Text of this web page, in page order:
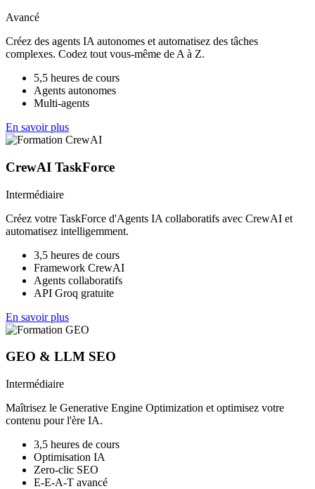
Avancé
Créez des agents IA autonomes et automatisez des tâches
complexes. Codez tout vous-même de A à Z.
5,5 heures de cours
Agents autonomes
Multi-agents
En savoir plus
CrewAI TaskForce
Intermédiaire
Créez votre TaskForce d'Agents IA collaboratifs avec CrewAI et
automatisez intelligemment.
3,5 heures de cours
Framework CrewAI
Agents collaboratifs
API Groq gratuite
En savoir plus
GEO & LLM SEO
Intermédiaire
Maîtrisez le Generative Engine Optimization et optimisez votre
contenu pour l'ère IA.
3,5 heures de cours
Optimisation IA
Zero-clic SEO
E-E-A-T avancé